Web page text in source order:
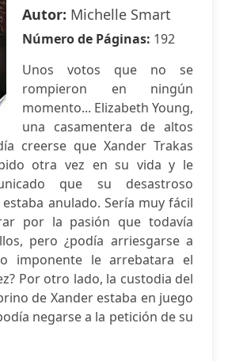
Autor: Michelle Smart
Número de Páginas: 192
Unos votos que no se
rompieron en ningún
momento... Elizabeth Young,
una casamentera de altos
creerse que Xander Trakas
otra vez en su vida y le
que su desastroso
anulado. Sería muy fácil
por la pasión que todavía
pero ¿podía arriesgarse a
imponente le arrebatara el
Por otro lado, la custodia del
de Xander estaba en juego
negarse a la petición de su